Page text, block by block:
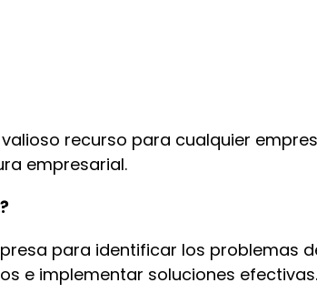
recurso para cualquier
empresarial.
para identificar los problemas
e implementar soluciones efectivas.